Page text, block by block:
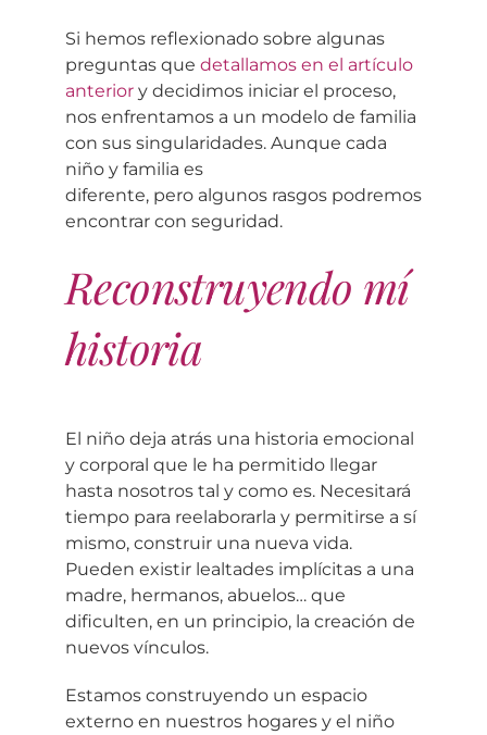
Si hemos reflexionado sobre algunas
preguntas que detallamos en el artículo
anteriory decidimos iniciar el proceso,
nos enfrentamos a un modelo de familia
con sus singularidades. Aunque cada
niño y familia es
diferente, pero algunos rasgos podremos
encontrar con seguridad.
Reconstruyendo mí
historia
El niño deja atrás una historia emocional
y corporal que le ha permitido llegar
hasta nosotros tal y como es. Necesitará
tiempo para reelaborarla y permitirse a sí
mismo, construir una nueva vida.
Pueden existir lealtades implícitas a una
madre, hermanos, abuelos… que
dificulten, en un principio, la creación de
nuevos vínculos.
Estamos construyendo un espacio
externo en nuestros hogares y el niño